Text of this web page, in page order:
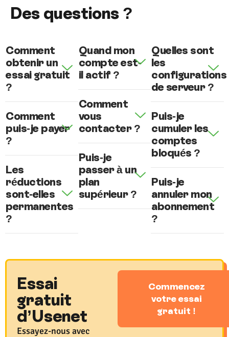
Des questions ?
Comment
obtenir un
essai gratuit
?
Comment
puis-je payer
?
Les
réductions
sont-elles
permanentes
?
Quand mon
compte est-
il actif ?
Comment
vous
contacter ?
Puis-je
passer à un
plan
supérieur ?
Quelles sont
les
configurations
de serveur ?
Puis-je
cumuler les
comptes
bloqués ?
Puis-je
annuler mon
abonnement
?
Essai
gratuit
d’Usenet
Essayez-nous avec
Commencez
votre essai
gratuit !